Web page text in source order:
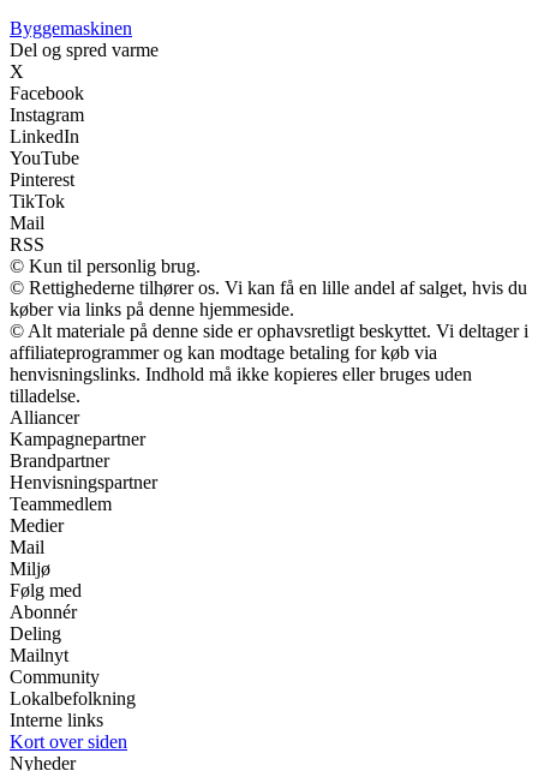
Byggemaskinen
Del og spred varme
X
Facebook
Instagram
LinkedIn
YouTube
Pinterest
TikTok
Mail
RSS
© Kun til personlig brug.
© Rettighederne tilhører os. Vi kan få en lille andel af salget, hvis du
køber via links på denne hjemmeside.
© Alt materiale på denne side er ophavsretligt beskyttet. Vi deltager i
affiliateprogrammer og kan modtage betaling for køb via
henvisningslinks. Indhold må ikke kopieres eller bruges uden
tilladelse.
Alliancer
Kampagnepartner
Brandpartner
Henvisningspartner
Teammedlem
Medier
Mail
Miljø
Følg med
Abonnér
Deling
Mailnyt
Community
Lokalbefolkning
Interne links
Kort over siden
Nyheder